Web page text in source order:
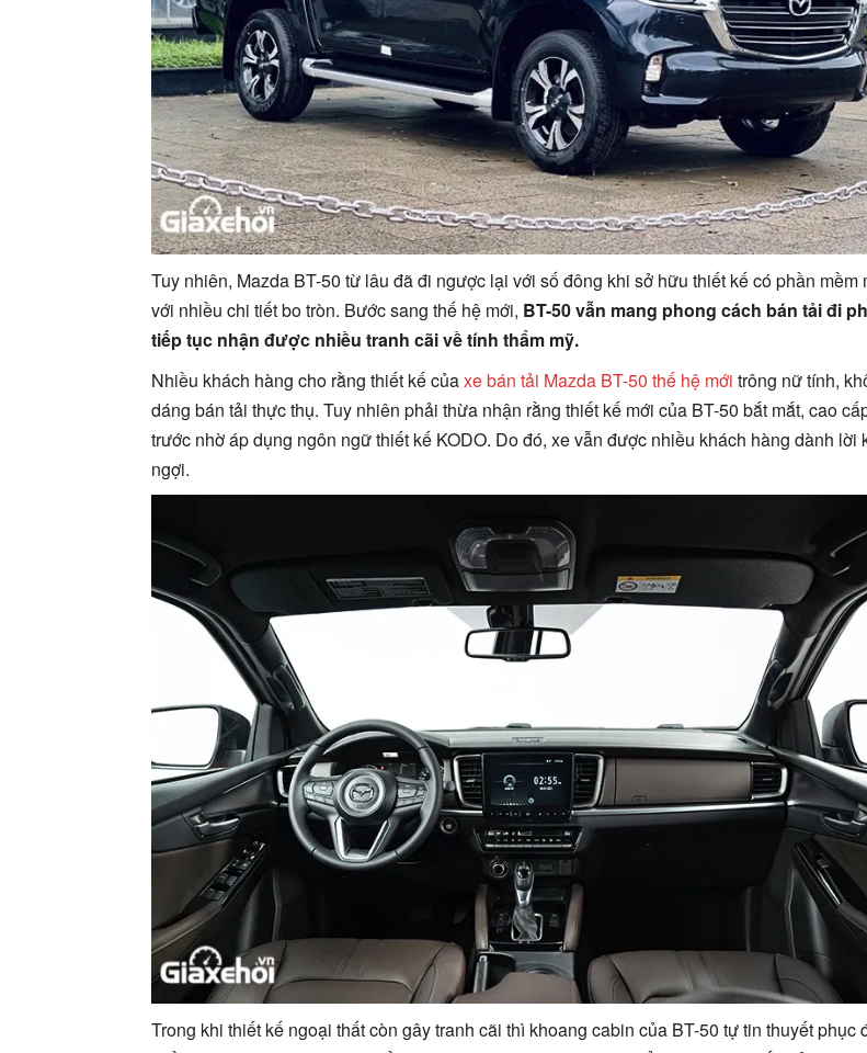
Tuy nhiên, Mazda BT-50 từ lâu đã đi ngược lại với số đông khi sở hữu thiết kế có phần mềm
với nhiều chi tiết bo tròn. Bước sang thế hệ mới, BT-50 vẫn mang phong cách bán tải đi
tiếp tục nhận được nhiều tranh cãi về tính thẩm mỹ.
Nhiều khách hàng cho rằng thiết kế củaxe bán tải Mazda BT-50 thế hệ mới trông nữ tính,
dáng bán tải thực thụ. Tuy nhiên phải thừa nhận rằng thiết kế mới của BT-50 bắt mắt, cao
trước nhờ áp dụng ngôn ngữ thiết kế KODO. Do đó, xe vẫn được nhiều khách hàng dành lời
ngợi.
Trong khi thiết kế ngoại thất còn gây tranh cãi thì khoang cabin của BT-50 tự tin thuyết phục